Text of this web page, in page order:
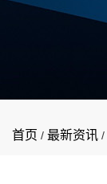
首页 / 最新资讯 /